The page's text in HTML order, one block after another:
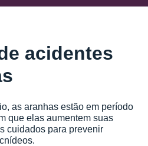
acidentes
as aranhas estão em período
que elas aumentem suas
cuidados para prevenir